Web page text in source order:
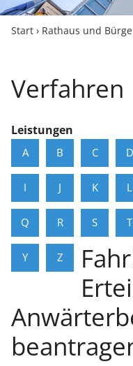
Start › Rathaus und
Verfahren
Leistungen
A B C D
I J K L
Q R S T
Y Z